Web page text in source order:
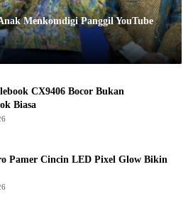
Menkomdigi Panggil YouTube
CX9406 Bocor Bukan
Biasa
Pamer Cincin LED Pixel Glow Bikin